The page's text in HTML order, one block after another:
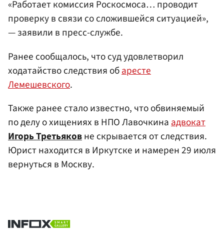
«Работает комиссия Роскосмоса… проводит
проверку в связи со сложившейся ситуацией»,
— заявили в пресс-службе.
Ранее сообщалось, что суд удовлетворил
ходатайство следствия обаресте
Лемешевского.
Также ранее стало известно, что обвиняемый
по делу о хищениях в НПО Лавочкинаадвокат
Игорь Третьяковне скрывается от следствия.
Юрист находится в Иркутске и намерен 29 июля
вернуться в Москву.